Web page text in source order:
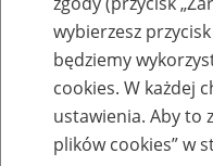
Formularz ZUS
Opis:
wybierzesz
będziemy
cookies. W każdej
ustawienia. Aby to
plików cookies” w